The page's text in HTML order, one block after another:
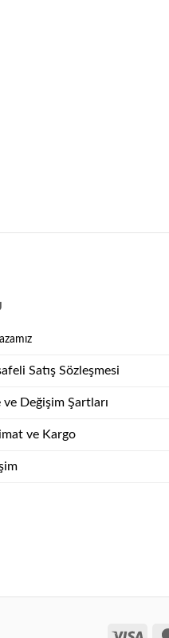
Satış Sözleşmesi
ve Değişim Şartları
ve Kargo
Visa